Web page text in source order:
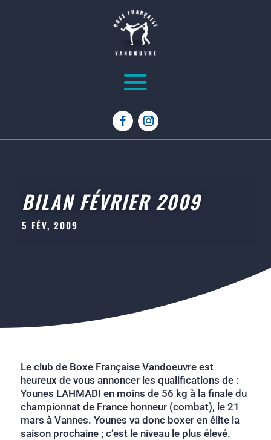
BILAN FÉVRIER 2009
5 FÉV, 2009
Le club de Boxe Française Vandoeuvre est
heureux de vous annoncer les qualifications de :
Younes LAHMADI en moins de 56 kg à la finale du
championnat de France honneur (combat), le 21
mars à Vannes. Younes va donc boxer en élite la
saison prochaine ; c’est le niveau le plus élevé.